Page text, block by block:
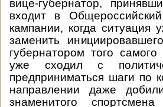
вице-губернатор,
входит в
кампании, когда
заменить
губернатором того
уже сходил с
предприниматься шаги по
направлении даже
знаменитого